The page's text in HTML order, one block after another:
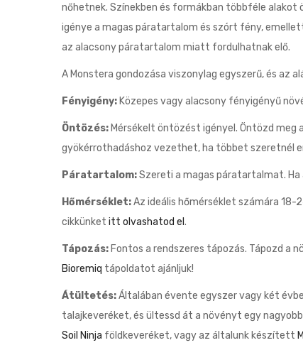
nőhetnek. Színekben és formákban többféle alakot
igénye a magas páratartalom és szórt fény,
az alacsony páratartalom miatt fordulhatnak elő.
A Monstera gondozása viszonylag egyszerű, és
Fényigény: Közepes vagy alacsony fényigényű
Öntözés: Mérsékelt öntözést igényel. Öntözd
gyökérrothadáshoz vezethet, ha többet szeretnél
Páratartalom:Szereti a magas páratartalmat. Ha
Hőmérséklet:Az ideális hőmérséklet számára 18-
cikkünket itt olvashatod el .
Tápozás: Fontos a rendszeres tápozás. Tápozd a
Bioremiq tápoldatot ajánljuk!
Átültetés:Általában évente egyszer vagy két
talajkeveréket, és ültessd át a növényt egy
Soil Ninja földkeveréket, vagy az általunk készített